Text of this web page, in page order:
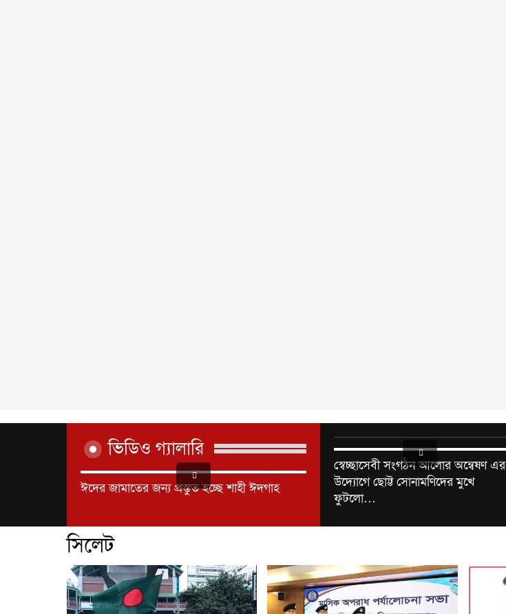
ভিডিও গ্যালারি
ঈদের জামাতের জন্য প্রস্তুত হচ্ছে শাহী ঈদগাহ
স্বেচ্ছাসেবী সংগঠন আলোর অন্বেষণ এর
উদ্যোগে ছোট্ট সোনামণিদের মুখে
ফুটলো…
সিলেট